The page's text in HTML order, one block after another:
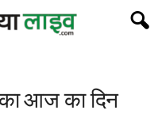
आज का दिन